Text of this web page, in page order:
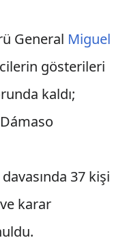
General Miguel
gösterileri
kaldı;
davasında 37 kişi
karar